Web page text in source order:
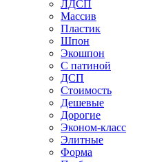
ЛДСП
Массив
Пластик
Шпон
Экошпон
С патиной
ДСП
Стоимость
Дешевые
Дорогие
Эконом-класс
Элитные
Форма